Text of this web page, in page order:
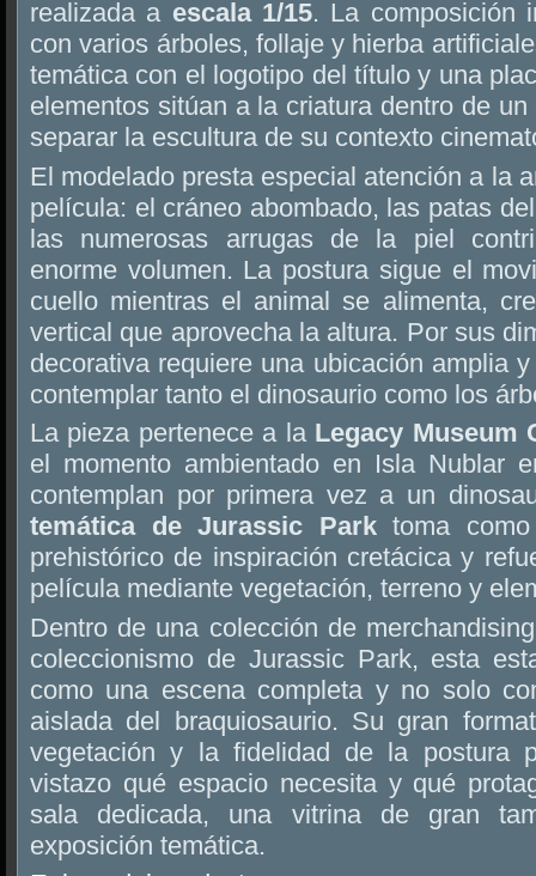
realizada a escala 1/15. La composición
con varios árboles, follaje y hierba
temática con el logotipo del título y una
elementos sitúan a la criatura dentro de
separar la escultura de su contexto
El modelado presta especial atención a la
película: el cráneo abombado, las patas
las numerosas arrugas de la piel
enorme volumen. La postura sigue el
cuello mientras el animal se alimenta,
vertical que aprovecha la altura. Por sus
decorativa requiere una ubicación amplia
contemplar tanto el dinosaurio como los
La pieza pertenece a la Legacy Museum
el momento ambientado en Isla Nublar
contemplan por primera vez a un
temática de Jurassic Parktoma como
prehistórico de inspiración cretácica y
película mediante vegetación, terreno y
Dentro de una colección de
coleccionismo de Jurassic Park, esta
como una escena completa y no solo
aislada del braquiosaurio. Su gran
vegetación y la fidelidad de la postura
vistazo qué espacio necesita y qué
sala dedicada, una vitrina de gran
exposición temática.